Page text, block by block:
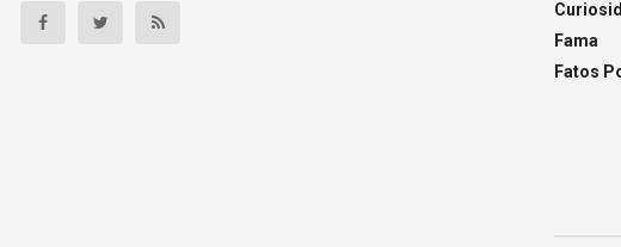
Fama
Fatos